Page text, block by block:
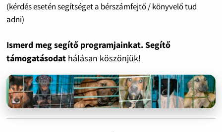
(kérdés esetén segítséget a bérszámfejtő / könyvelő tud
adni)
Ismerd meg segítő programjainkat. Segítő
támogatásodat hálásan köszönjük!